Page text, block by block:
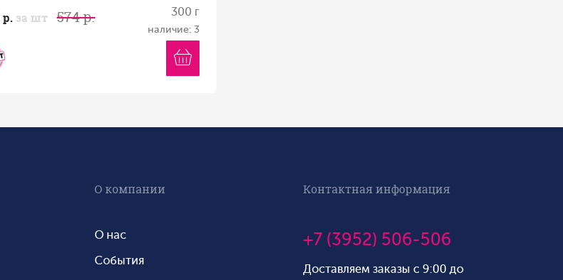
р. за шт 574 р. 300 г
наличие: 3
О компании
О нас
События
Контактная информация
+7 (3952) 506-506
Доставляем заказы с 9:00 до